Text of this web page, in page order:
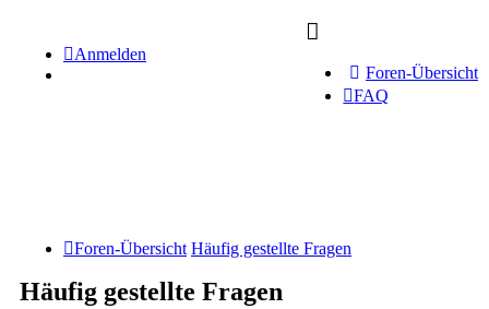
Foren-Übersicht
FAQ
Anmelden
Foren-Übersicht Häufig gestellte Fragen
Häufig gestellte Fragen